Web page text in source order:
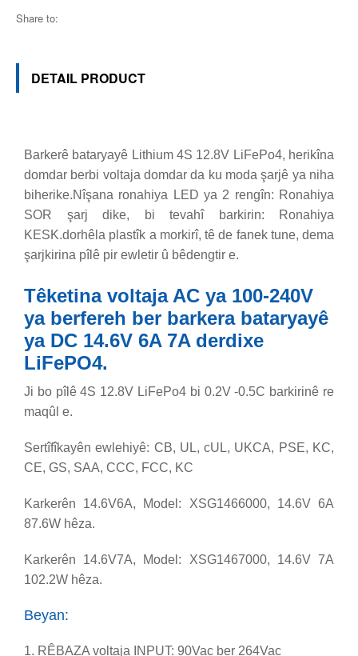
Share to:
DETAIL PRODUCT
Barkerê bataryayê Lithium 4S 12.8V LiFePo4, herikîna
domdar berbi voltaja domdar da ku moda şarjê ya niha
biherike.Nîşana ronahiya LED ya 2 rengîn: Ronahiya
SOR şarj dike, bi tevahî barkirin: Ronahiya
KESK.dorhêla plastîk a morkirî, tê de fanek tune, dema
şarjkirina pîlê pir ewletir û bêdengtir e.
Têketina voltaja AC ya 100-240V
ya berfereh ber barkera bataryayê
ya DC 14.6V 6A 7A derdixe
LiFePO4.
Ji bo pîlê 4S 12.8V LiFePo4 bi 0.2V -0.5C barkirinê re
maqûl e.
Sertîfîkayên ewlehiyê: CB, UL, cUL, UKCA, PSE, KC,
CE, GS, SAA, CCC, FCC, KC
Karkerên 14.6V6A, Model: XSG1466000, 14.6V 6A
87.6W hêza.
Karkerên 14.6V7A, Model: XSG1467000, 14.6V 7A
102.2W hêza.
Beyan:
1. RÊBAZA voltaja INPUT: 90Vac ber 264Vac